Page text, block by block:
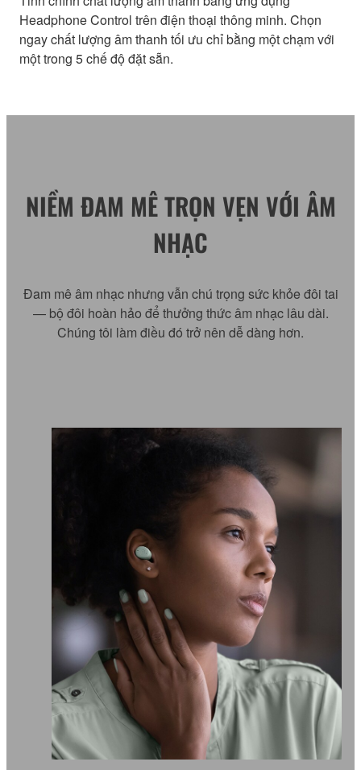
Headphone Control trên điện thoại thông minh. Chọn
ngay chất lượng âm thanh tối ưu chỉ bằng một chạm với
một trong 5 chế độ đặt sẵn.
NIỀM ĐAM MÊ TRỌN VẸN VỚI ÂM
NHẠC
Đam mê âm nhạc nhưng vẫn chú trọng sức khỏe đôi tai
— bộ đôi hoàn hảo để thưởng thức âm nhạc lâu dài.
Chúng tôi làm điều đó trở nên dễ dàng hơn.